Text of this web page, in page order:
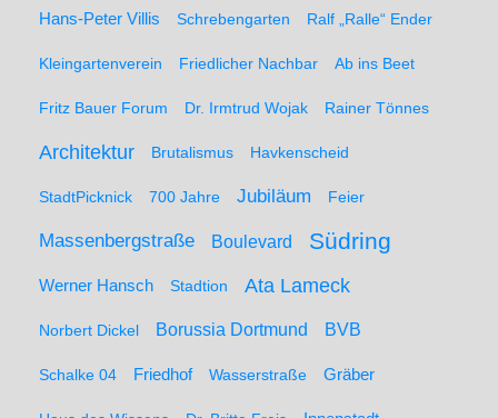
Hans-Peter Villis Schrebengarten Ralf „Ralle“ Ender
Kleingartenverein Friedlicher Nachbar Ab ins Beet
Fritz Bauer Forum Dr. Irmtrud Wojak Rainer Tönnes
Architektur Brutalismus Havkenscheid
StadtPicknick 700 Jahre Jubiläum Feier
Massenbergstraße Boulevard Südring
Werner Hansch Stadtion Ata Lameck
Norbert Dickel Borussia Dortmund BVB
Schalke 04 Friedhof Wasserstraße Gräber